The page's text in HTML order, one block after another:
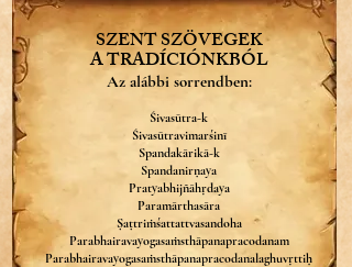
SZENT SZÖVEGEK
A TRADÍCIÓNKBÓL
Az alábbi sorrendben:
Śivasūtra-k
Śivasūtravimarśinī
Spandakārikā-k
Spandanirṇaya
Pratyabhijñāhṛdaya
Paramārthasāra
Ṣaṭtriṁśattattvasandoha
Parabhairavayogasaṁsthāpanapracodanam
Parabhairavayogasaṁsthāpanapracodanalaghuvṛttiḥ